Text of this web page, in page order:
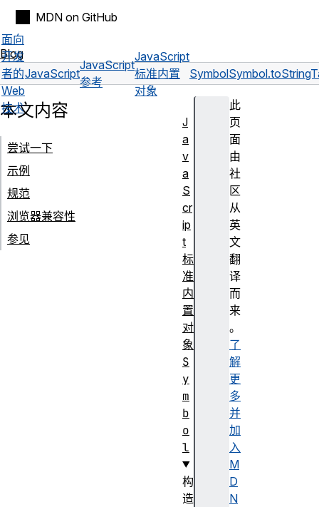
MDN on GitHub
Blog
面向
开发
者的
Web
技术
JavaScript
JavaScript
参考
JavaScript
标准内置
对象
Symbol
此
页
面
由
社
区
从
英
文
翻
译
而
来
。
了
解
更
多
并
加
入
M
D
N
本文内容
尝试一下
示例
规范
浏览器兼容性
参见
J
a
v
a
S
cr
ip
t
标
准
内
置
对
象
S
y
m
b
o
l
构
造